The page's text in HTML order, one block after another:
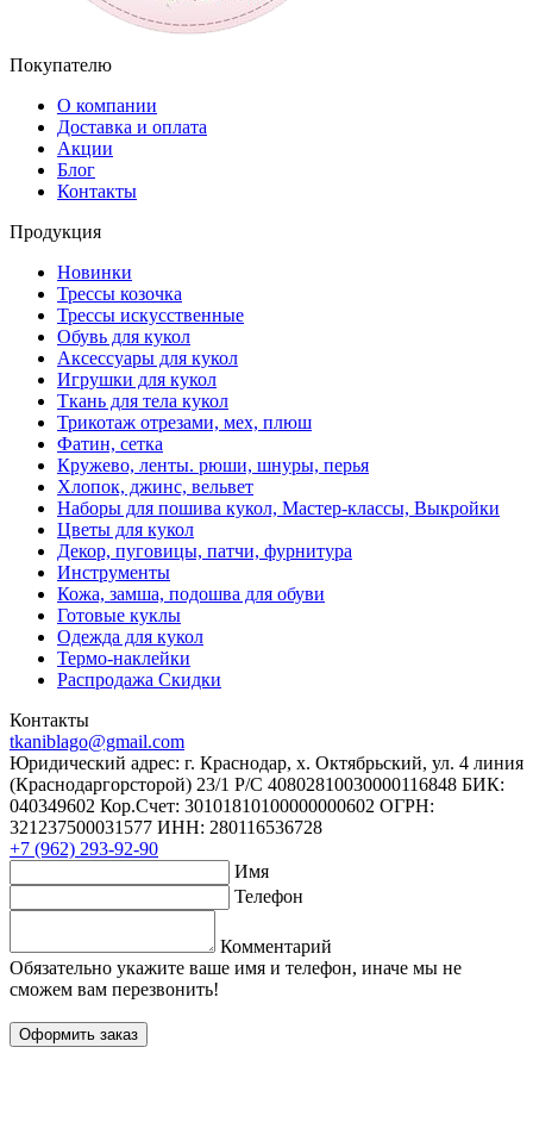
Покупателю
О компании
Доставка и оплата
Акции
Блог
Контакты
Продукция
Новинки
Трессы козочка
Трессы искусственные
Обувь для кукол
Аксессуары для кукол
Игрушки для кукол
Ткань для тела кукол
Трикотаж отрезами, мех, плюш
Фатин, сетка
Кружево, ленты. рюши, шнуры, перья
Хлопок, джинс, вельвет
Наборы для пошива кукол, Мастер-классы, Выкройки
Цветы для кукол
Декор, пуговицы, патчи, фурнитура
Инструменты
Кожа, замша, подошва для обуви
Готовые куклы
Одежда для кукол
Термо-наклейки
Распродажа Скидки
Контакты
tkaniblago@gmail.com
Юридический адрес: г. Краснодар, х. Октябрьский, ул. 4 линия
(Краснодаргорсторой) 23/1 Р/C 40802810030000116848 БИК:
040349602 Кор.Счет: 30101810100000000602 ОГРН:
321237500031577 ИНН: 280116536728
+7 (962) 293-92-90
Имя
Телефон
Комментарий
Обязательно укажите ваше имя и телефон, иначе мы не
сможем вам перезвонить!
Оформить заказ